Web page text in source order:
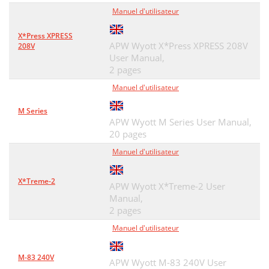
X*Press XPRESS
208V
Manuel d'utilisateur
APW Wyott X*Press XPRESS 208V
User Manual,
2 pages
M Series
Manuel d'utilisateur
APW Wyott M Series User Manual,
20 pages
X*Treme-2
Manuel d'utilisateur
APW Wyott X*Treme-2 User
Manual,
2 pages
M-83 240V
Manuel d'utilisateur
APW Wyott M-83 240V User